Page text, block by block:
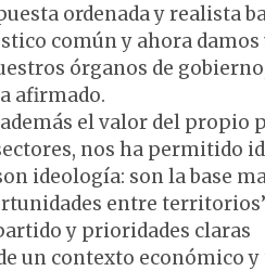
ordenada y realista
común y ahora
órganos de
afirmado.
además el valor del
nos ha permitido
ideología: son la base
entre
y prioridades claras
un contexto económico